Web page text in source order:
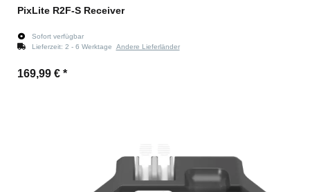
PixLite R2F-S Receiver
Sofort verfügbar
Lieferzeit: 2 - 6 Werktage Andere Lieferländer
169,99 € *